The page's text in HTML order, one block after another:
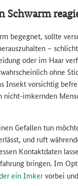
Schwarm
begegnet, sollte
–
oder im Haar
ohne
Insekt vorsichtig
nicht-imkernden
Gefallen tun
und ruft
Kontaktdaten
bringen. Im
ein Imkervorbei